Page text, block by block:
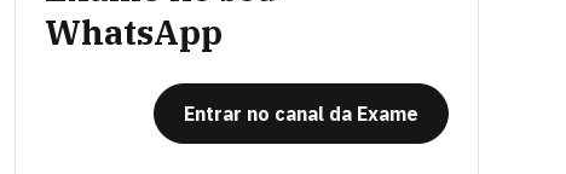
WhatsApp
Entrar no canal da Exame